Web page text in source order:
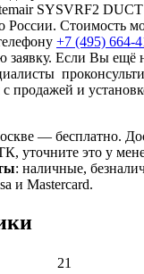
SYSVRF2
России. Стоимость
+7 (495) 664-
заявку. Если Вы ещё
продажей и
— бесплатно.
уточните это у
: наличные,
и Mastercard.
21